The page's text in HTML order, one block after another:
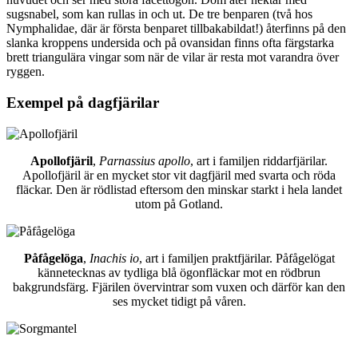
sugsnabel, som kan rullas in och ut. De tre benparen (två hos
Nymphalidae, där är första benparet tillbakabildat!) återfinns på den
slanka kroppens undersida och på ovansidan finns ofta färgstarka
brett triangulära vingar som när de vilar är resta mot varandra över
ryggen.
Exempel på dagfjärilar
Apollofjäril, Parnassius apollo, art i familjen riddarfjärilar.
Apollofjäril är en mycket stor vit dagfjäril med svarta och röda
fläckar. Den är rödlistad eftersom den minskar starkt i hela landet
utom på Gotland.
Påfågelöga, Inachis io, art i familjen praktfjärilar. Påfågelögat
kännetecknas av tydliga blå ögonfläckar mot en rödbrun
bakgrundsfärg. Fjärilen övervintrar som vuxen och därför kan den
ses mycket tidigt på våren.